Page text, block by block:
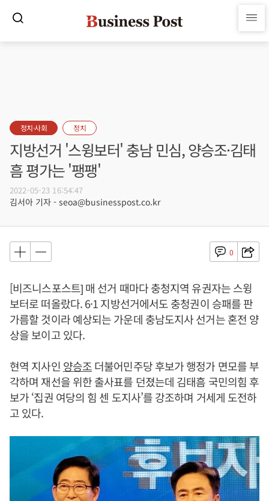
정치·사회 정치
지방선거 '스윙보터' 충남 민심, 양승조·김태
흠 평가는 '팽팽'
2022-05-23 16:54:47
김서아 기자 - seoa@businesspost.co.kr
0
[비즈니스포스트] 매 선거 때마다 충청지역 유권자는 스윙
보터로 떠올랐다. 6·1 지방선거에서도 충청권이 승패를 판
가름할 것이라 예상되는 가운데 충남도지사 선거는 혼전 양
상을 보이고 있다.
현역 지사인 양승조더불어민주당 후보가 행정가 면모를 부
각하며 재선을 위한 출사표를 던졌는데 김태흠 국민의힘 후
보가 ‘집권 여당의 힘 센 도지사’를 강조하며 거세게 도전하
고 있다.